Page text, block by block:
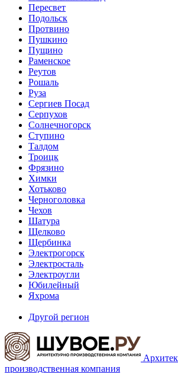
Пересвет
Подольск
Протвино
Пушкино
Пущино
Раменское
Реутов
Рошаль
Руза
Сергиев Посад
Серпухов
Солнечногорск
Ступино
Талдом
Троицк
Фрязино
Химки
Хотьково
Черноголовка
Чехов
Шатура
Щелково
Щербинка
Электрогорск
Электросталь
Электроугли
Юбилейный
Яхрома
Другой регион
производственная компания